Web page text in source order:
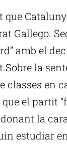
Gallego.
amb el
la
classes en
el partit
la
estudiar